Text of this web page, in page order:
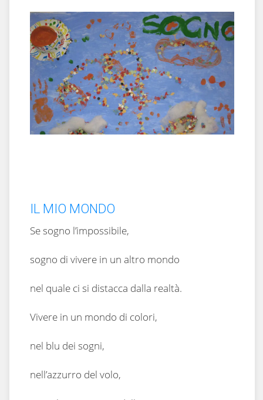
IL MIO MONDO
Se sogno l’impossibile,
sogno di vivere in un altro mondo
nel quale ci si distacca dalla realtà.
Vivere in un mondo di colori,
nel blu dei sogni,
nell’azzurro del volo,